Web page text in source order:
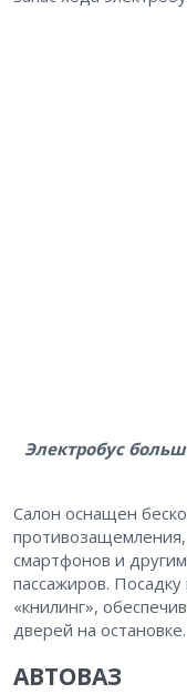
Электробус
Салон оснащен
смартфонов и
пассажиров. Посадку
«книлинг»,
дверей на остановке.
АВТОВАЗ